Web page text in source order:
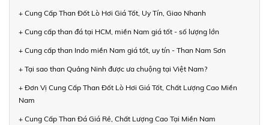
+ Cung Cấp Than Đốt Lò Hơi Giá Tốt, Uy Tín, Giao Nhanh
+ Cung cấp than đá tại HCM, miền Nam giá tốt - số lượng lớn
+ Cung cấp than Indo miền Nam giá tốt, uy tín - Than Nam Sơn
+ Tại sao than Quảng Ninh được ưa chuộng tại Việt Nam?
+ Đơn Vị Cung Cấp Than Đốt Lò Hơi Giá Tốt, Chất Lượng Cao Miền
Nam
+ Cung Cấp Than Đá Giá Rẻ, Chất Lượng Cao Tại Miền Nam